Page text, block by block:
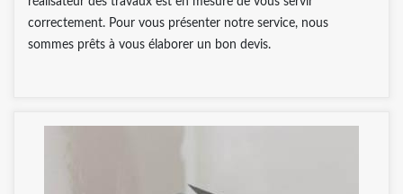
correctement. Pour vous présenter notre service, nous
sommes prêts à vous élaborer un bon devis.